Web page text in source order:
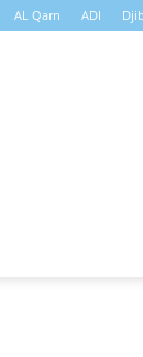
AL Qarn ADI